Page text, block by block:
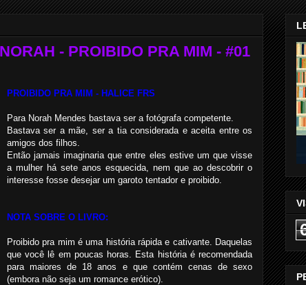
- PROIBIDO PRA MIM - #01
PROIBIDO PRA MIM - HALICE FRS
Para Norah Mendes bastava ser a fotógrafa competente.
Bastava ser a mãe, ser a tia considerada e aceita entre os
amigos dos filhos.
Então jamais imaginaria que entre eles estive um que visse
a mulher há sete anos esquecida, nem que ao descobrir o
interesse fosse desejar um garoto tentador e proibido.
NOTA SOBRE O LIVRO:
Proibido pra mim é uma história rápida e cativante. Daquelas
que você lê em poucas horas. Esta história é recomendada
para maiores de 18 anos e que contém cenas de sexo
(embora não seja um romance erótico).